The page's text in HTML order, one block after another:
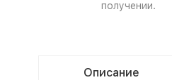
получении.
Описание